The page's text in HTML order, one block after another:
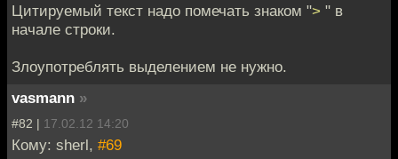
Цитируемый текст надо помечать знаком "> " в
начале строки.
Злоупотреблять выделением не нужно.
vasmann »
#82 | 17.02.12 14:20
Кому: sherl, #69